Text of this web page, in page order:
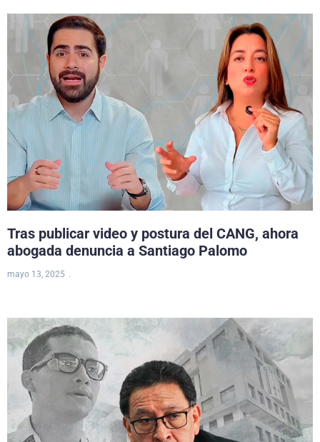
Tras publicar video y postura del CANG, ahora
abogada denuncia a Santiago Palomo
mayo 13, 2025